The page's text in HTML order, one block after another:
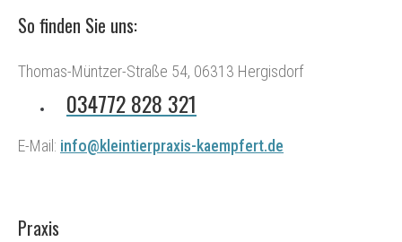
So finden Sie uns:
Thomas-Müntzer-Straße 54, 06313 Hergisdorf
034772 828 321
E-Mail: info@kleintierpraxis-kaempfert.de
Praxis